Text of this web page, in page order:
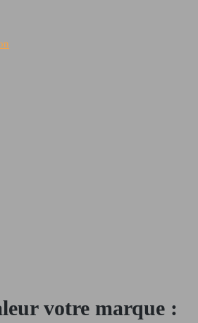
votre marque :